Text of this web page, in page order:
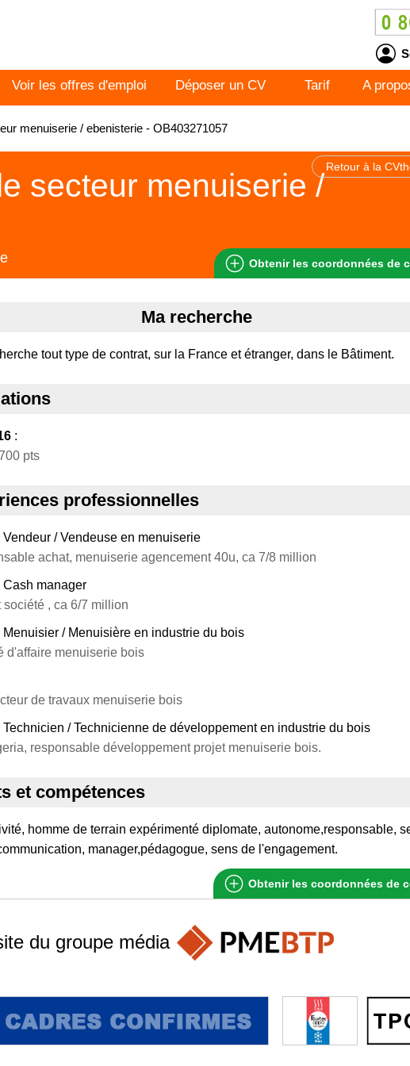
Voir les offres d'emploi Déposer un CV Tarif A
menuiserie / ebenisterie - OB403271057
Retour à la
secteur menuiserie /
Obtenir les coordonnées de
Ma recherche
tout type de contrat, sur la France et étranger, dans le Bâtiment.
:
pts
professionnelles
Vendeur / Vendeuse en menuiserie
achat, menuiserie agencement 40u, ca 7/8 million
Cash manager
société , ca 6/7 million
Menuisier / Menuisière en industrie du bois
d'affaire menuiserie bois
de travaux menuiserie bois
Technicien / Technicienne de développement en industrie du bois
responsable développement projet menuiserie bois.
et compétences
homme de terrain expérimenté diplomate, autonome,responsable,
manager,pédagogue, sens de l'engagement.
Obtenir les coordonnées de
du groupe média